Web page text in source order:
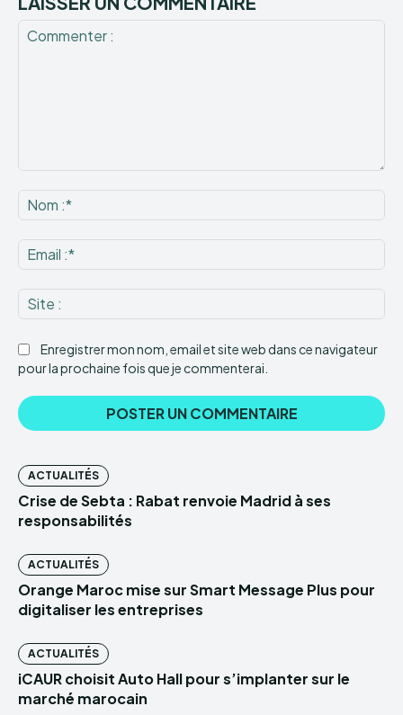
:*
:*
:
Enregistrer mon nom, email et site web dans ce navigateur
pour la prochaine fois que je commenterai.
ACTUALITÉS
Crise de Sebta : Rabat renvoie Madrid à ses
responsabilités
ACTUALITÉS
Orange Maroc mise sur Smart Message Plus pour
digitaliser les entreprises
ACTUALITÉS
iCAUR choisit Auto Hall pour s’implanter sur le
marché marocain